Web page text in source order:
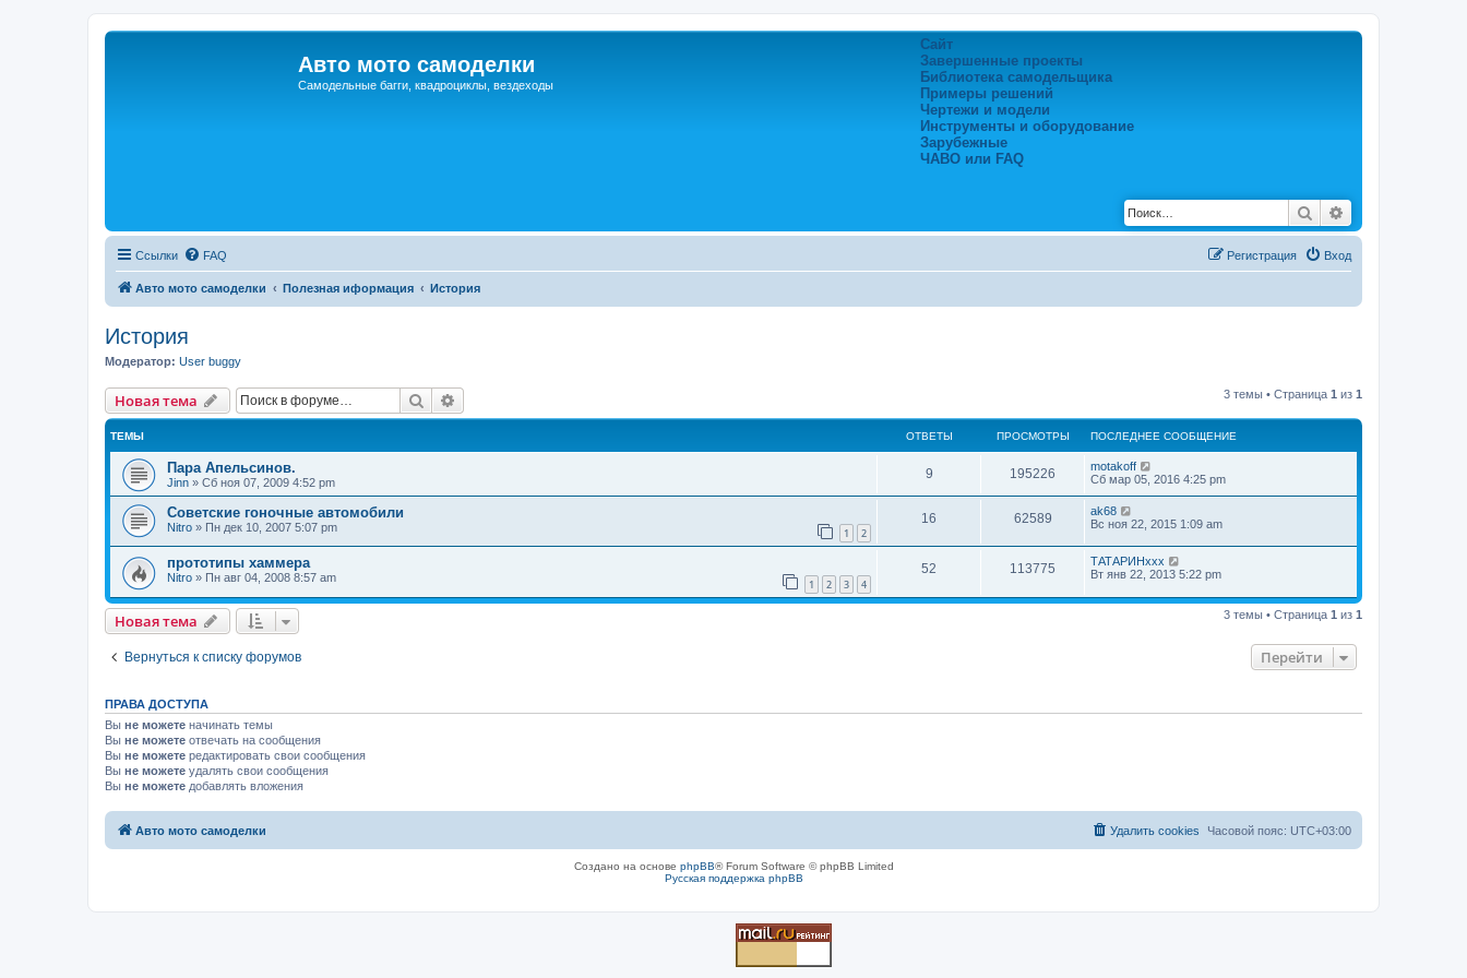
Авто мото самоделки
Самодельные багги, квадроциклы, вездеходы
Сайт
Завершенные проекты
Библиотека самодельщика
Примеры решений
Чертежи и модели
Инструменты и оборудование
Зарубежные
ЧАВО или FAQ
Поиск
Ссылки FAQ Вход
Регистрация
Авто мото самоделки Полезная иформация История
История
Модератор: User buggy
Новая тема Поиск 3 темы • Страница 1 из 1
ТЕМЫ ОТВЕТЫ ПРОСМОТРЫ ПОСЛЕДНЕЕ СООБЩЕНИЕ
Пара Апельсинов.
Jinn » Сб ноя 07, 2009 4:52 pm
9 195226
motakoff
Сб мар 05, 2016 4:25 pm
Советские гоночные автомобили
Nitro » Пн дек 10, 2007 5:07 pm 1 2
16 62589
ak68
Вс ноя 22, 2015 1:09 am
прототипы хаммера
Nitro » Пн авг 04, 2008 8:57 am 1 2 3 4
52 113775
ТАТАРИНххх
Вт янв 22, 2013 5:22 pm
Новая тема 3 темы • Страница 1 из 1
Вернуться к списку форумов Перейти
ПРАВА ДОСТУПА
Вы не можете начинать темы
Вы не можете отвечать на сообщения
Вы не можете редактировать свои сообщения
Вы не можете удалять свои сообщения
Вы не можете добавлять вложения
Авто мото самоделки Часовой пояс: UTC+03:00
Удалить cookies
Создано на основе phpBB® Forum Software © phpBB Limited
Русская поддержка phpBB